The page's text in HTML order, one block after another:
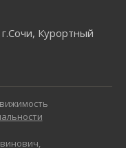
Курортный